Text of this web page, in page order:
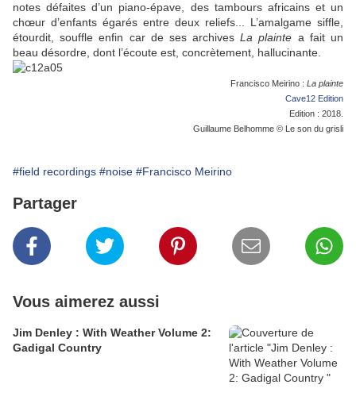
notes défaites d’un piano-épave, des tambours africains et un
chœur d’enfants égarés entre deux reliefs... L’amalgame siffle,
étourdit, souffle enfin car de ses archives La plainte a fait un
beau désordre, dont l’écoute est, concrètement, hallucinante.
Francisco Meirino : La plainte
Cave12 Edition
Edition : 2018.
Guillaume Belhomme © Le son du grisli
#field recordings #noise #Francisco Meirino
Partager
Vous aimerez aussi
Jim Denley : With Weather Volume 2:
Gadigal Country